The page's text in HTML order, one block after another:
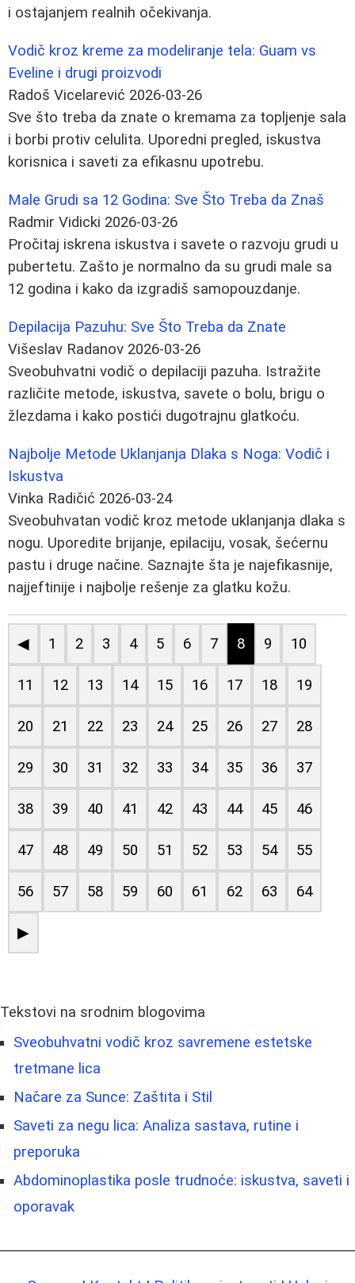
i ostajanjem realnih očekivanja.
Vodič kroz kreme za modeliranje tela: Guam vs
Eveline i drugi proizvodi
Radoš Vicelarević 2026-03-26
Sve što treba da znate o kremama za topljenje sala
i borbi protiv celulita. Uporedni pregled, iskustva
korisnica i saveti za efikasnu upotrebu.
Male Grudi sa 12 Godina: Sve Što Treba da Znaš
Radmir Vidicki 2026-03-26
Pročitaj iskrena iskustva i savete o razvoju grudi u
pubertetu. Zašto je normalno da su grudi male sa
12 godina i kako da izgradiš samopouzdanje.
Depilacija Pazuhu: Sve Što Treba da Znate
Višeslav Radanov 2026-03-26
Sveobuhvatni vodič o depilaciji pazuha. Istražite
različite metode, iskustva, savete o bolu, brigu o
žlezdama i kako postići dugotrajnu glatkoću.
Najbolje Metode Uklanjanja Dlaka s Noga: Vodič i
Iskustva
Vinka Radičić 2026-03-24
Sveobuhvatan vodič kroz metode uklanjanja dlaka s
nogu. Uporedite brijanje, epilaciju, vosak, šećernu
pastu i druge načine. Saznajte šta je najefikasnije,
najjeftinije i najbolje rešenje za glatku kožu.
◀ 1 2 3 4 5 6 7 8 9 10
11 12 13 14 15 16 17 18 19
20 21 22 23 24 25 26 27 28
29 30 31 32 33 34 35 36 37
38 39 40 41 42 43 44 45 46
47 48 49 50 51 52 53 54 55
56 57 58 59 60 61 62 63 64
▶
Tekstovi na srodnim blogovima
Sveobuhvatni vodič kroz savremene estetske
tretmane lica
Načare za Sunce: Zaštita i Stil
Saveti za negu lica: Analiza sastava, rutine i
preporuka
Abdominoplastika posle trudnoće: iskustva, saveti i
oporavak